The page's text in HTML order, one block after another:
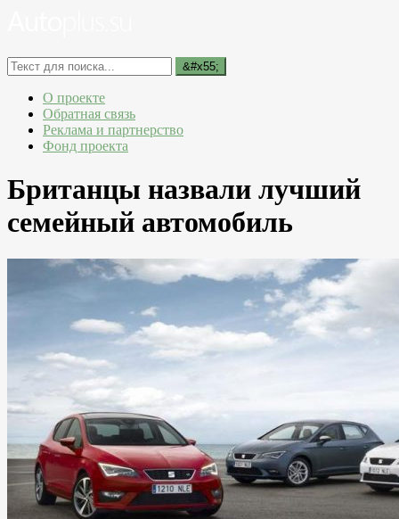
О проекте
Обратная связь
Реклама и партнерство
Фонд проекта
Британцы назвали лучший
семейный автомобиль